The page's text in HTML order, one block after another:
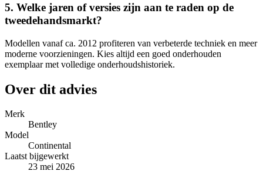
5. Welke jaren of versies zijn aan te raden op de
tweedehandsmarkt?
Modellen vanaf ca. 2012 profiteren van verbeterde techniek en meer
moderne voorzieningen. Kies altijd een goed onderhouden
exemplaar met volledige onderhoudshistoriek.
Over dit advies
Merk
Bentley
Model
Continental
Laatst bijgewerkt
23 mei 2026